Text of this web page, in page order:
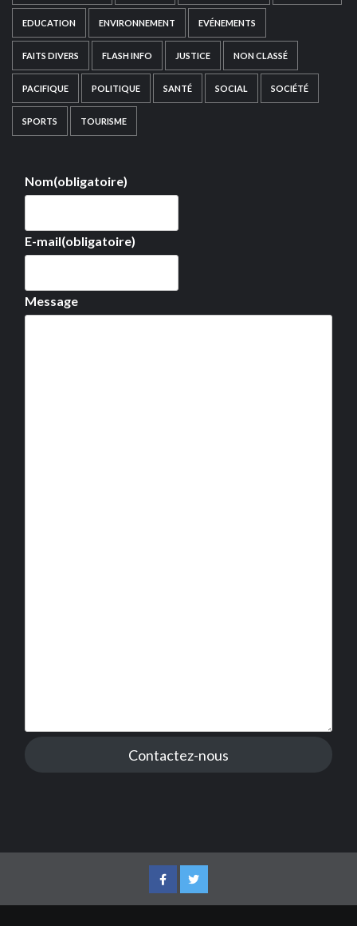
EDUCATION ENVIRONNEMENT EVÉNEMENTS
FAITS DIVERS FLASH INFO JUSTICE NON CLASSÉ
PACIFIQUE POLITIQUE SANTÉ SOCIAL SOCIÉTÉ
SPORTS TOURISME
Nom(obligatoire)
E-mail(obligatoire)
Message
Contactez-nous
FacebookTwitter